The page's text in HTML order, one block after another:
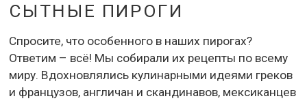
СЫТНЫЕ ПИРОГИ
Спросите, что особенного в наших пирогах?
Ответим – всё! Мы собирали их рецепты по всему
миру. Вдохновлялись кулинарными идеями греков
и французов, англичан и скандинавов, мексиканцев